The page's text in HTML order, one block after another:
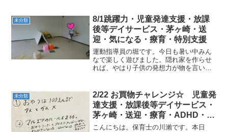
未分類
8/1跳躍力・児童発達支援・放課
後等デイサービス・茅ヶ崎・送
迎・気になる・療育・特別支援
運動指導員の堀です。今日も暑い中みん
なで楽しく遊びました。隠れ家を作らせ
れば、やはり子供の発想力が物を言いま
動をすることで自然と忍耐力、集中力が
鍛えられていると感じま...
未分類
2/22 お買物チャレンジ☆ 児童発
達支援・放課後等デイサービス・
茅ヶ崎・送迎・療育・ADHD・広
汎性発達障害・自閉症
こんにちは。保育士の川瀨です。本日